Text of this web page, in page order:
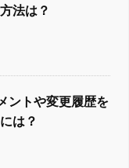
法は？
ントや変更履歴を
は？